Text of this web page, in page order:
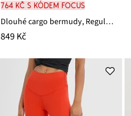
764 Kč s kódem FOCUS
Dlouhé cargo bermudy, Regular Fit, z čisté bavlny
849 Kč